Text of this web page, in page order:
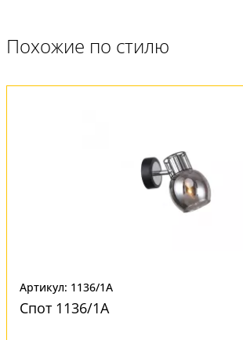
Похожие по стилю
Артикул: 1136/1A
Спот 1136/1A